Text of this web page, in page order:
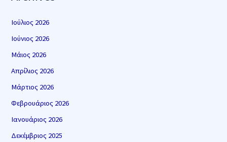
Ιούλιος 2026
Ιούνιος 2026
Μάιος 2026
Απρίλιος 2026
Μάρτιος 2026
Φεβρουάριος 2026
Ιανουάριος 2026
Δεκέμβριος 2025